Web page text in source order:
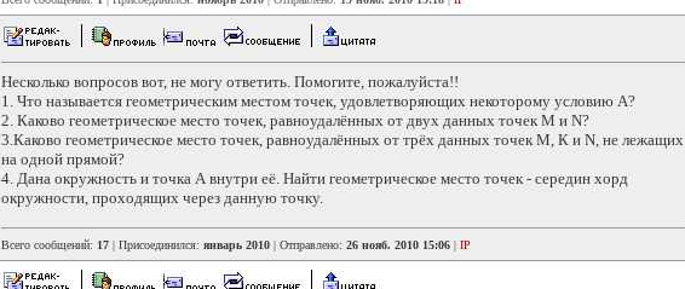
Несколько вопросов вот, не могу ответить. Помогите, пожалуйста!!
1. Что называется геометрическим местом точек, удовлетворяющих некоторому условию А?
2. Каково геометрическое место точек, равноудалённых от двух данных точек M и N?
3.Каково геометрическое место точек, равноудалённых от трёх данных точек М, К и N, не лежащих
на одной прямой?
4. Дана окружность и точка А внутри её. Найти геометрическое место точек - середин хорд
окружности, проходящих через данную точку.
Всего сообщений: 17 | Присоединился: январь 2010 | Отправлено: 26 нояб. 2010 15:06 | IP